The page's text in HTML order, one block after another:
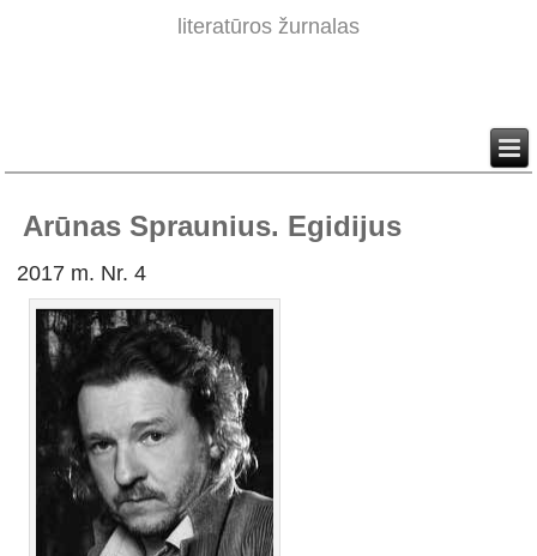
literatūros žurnalas
Arūnas Spraunius. Egidijus
2017 m. Nr. 4